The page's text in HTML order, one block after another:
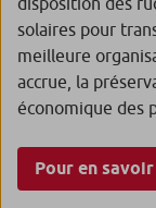
solaires pour
meilleure
accrue, la
économique des
Pour en